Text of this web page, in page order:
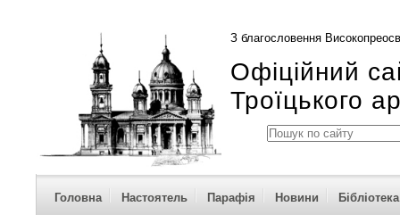
З благословення
Офіційний
Троїцького
Головна Настоятель Парафія Новини Бібліотека